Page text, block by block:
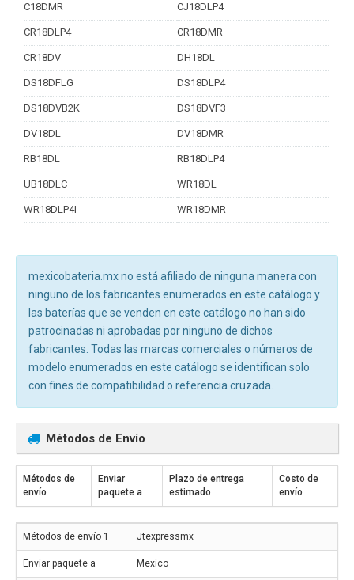
C18DMR CJ18DLP4
CR18DLP4 CR18DMR
CR18DV DH18DL
DS18DFLG DS18DLP4
DS18DVB2K DS18DVF3
DV18DL DV18DMR
RB18DL RB18DLP4
UB18DLC WR18DL
WR18DLP4I WR18DMR
mexicobateria.mx no está afiliado de ninguna manera con
ninguno de los fabricantes enumerados en este catálogo y
las baterías que se venden en este catálogo no han sido
patrocinadas ni aprobadas por ninguno de dichos
fabricantes. Todas las marcas comerciales o números de
modelo enumerados en este catálogo se identifican solo
con fines de compatibilidad o referencia cruzada.
Métodos de Envío
Métodos de
envío
Enviar
paquete a
Plazo de entrega
estimado
Costo de
envío
Jtexpressmx
Mexico